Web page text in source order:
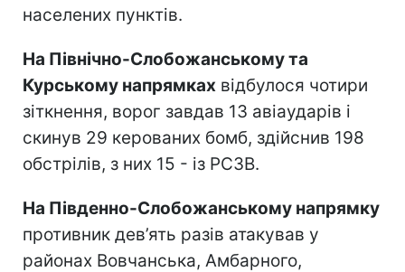
населених пунктів.
На Північно-Слобожанському та
Курському напрямках відбулося чотири
зіткнення, ворог завдав 13 авіаударів і
скинув 29 керованих бомб, здійснив 198
обстрілів, з них 15 - із РСЗВ.
На Південно-Слобожанському напрямку
противник дев’ять разів атакував у
районах Вовчанська, Амбарного,